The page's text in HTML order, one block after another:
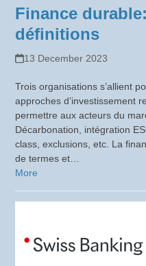
Finance
définitions
13 December 2023
Trois organisations s’allient
approches d’investissement
permettre aux acteurs du
Décarbonation, intégration
class, exclusions, etc. La
de termes et…
More